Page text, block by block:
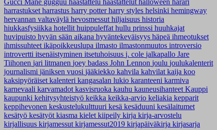
harrastukset harrastus harry potterharry styles helsinki hemingway
hervannan valtaväylä hevosmessut hiljaisuus historia
hiukkasfysiikka hotellit huippuleffat hullu prinssi huuhkajat
huvipuisto hyvän sään aikana hyväntekeväisyys häpeä ihmeotukset
ihmissuhteet ikäpoikkeuslupa ilmasto ilmastonmuutos introversio
introvertti itsenäistyminen itsetuhoisuus j. cole jalkapallo Jare
Tiihonen jari litmanen joey badass John Lennon joulu joulukalenterit
journalismi jäniksen vuosi jääkiekko kahvila kahvilat kaija koo
kaksipyöräiset kalenteri kangasalan lukio karanteeni karmiva
karnevaali karvamadot kasvisruoka kauhu kauneusihanteet Kauppi
kaupunki kehitysyhteistyö keikka keikka-arvio keliakia kepparit
keppihevonen keskustelukulttuuri kesä kesäduuni kesälaitumet
kesätyö kesätyöt kiasma kielet kiipeily kirja kirja-arvostelu
kirjallisuus kirjamessut kirjamessut2019 kirjapäiväkirja kirjasarja